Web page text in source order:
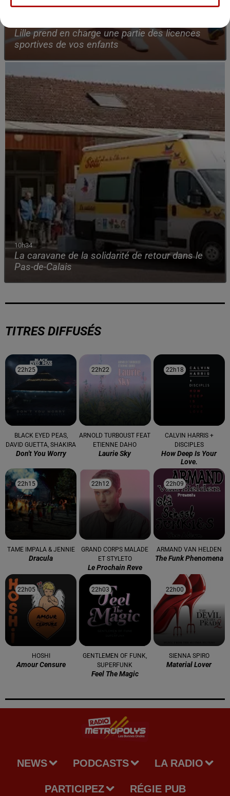
Lille prend en charge une partie des licences
sportives de vos enfants
10h34
La caravane de la solidarité de retour dans le
Pas-de-Calais
TITRES DIFFUSÉS
22h25
22h25
BLACK EYED PEAS,
DAVID GUETTA, SHAKIRA
Don't You Worry
22h22
22h22
ARNOLD TURBOUST FEAT
ETIENNE DAHO
Laurie Sky
22h18
22h18
CALVIN HARRIS +
DISCIPLES
How Deep Is Your
Love.
22h15
22h15
TAME IMPALA & JENNIE
Dracula
22h12
22h12
GRAND CORPS MALADE
ET STYLETO
Le Prochain Reve
22h09
22h09
ARMAND VAN HELDEN
The Funk Phenomena
22h05
22h05
HOSHI
Amour Censure
22h03
22h03
GENTLEMEN OF FUNK,
SUPERFUNK
Feel The Magic
22h00
22h00
SIENNA SPIRO
Material Lover
NEWS PODCASTS LA RADIO
PARTICIPEZ RÉGIE PUB